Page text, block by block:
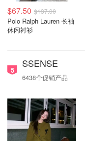
$67.50 $137.00
Polo Ralph Lauren 长袖
休闲衬衫
5
SSENSE
6438个促销产品